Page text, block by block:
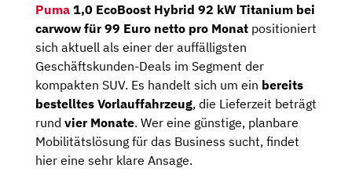
Puma 1,0 EcoBoost Hybrid 92 kW Titanium bei
carwow für 99 Euro netto pro Monat positioniert
sich aktuell als einer der auffälligsten
Geschäftskunden-Deals im Segment der
kompakten SUV. Es handelt sich um ein bereits
bestelltes Vorlauffahrzeug, die Lieferzeit beträgt
rund vier Monate. Wer eine günstige, planbare
Mobilitätslösung für das Business sucht, findet
hier eine sehr klare Ansage.